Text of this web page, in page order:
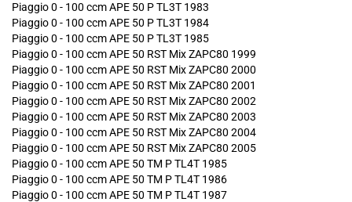
Piaggio 0 - 100 ccm APE 50 P TL3T 1983
Piaggio 0 - 100 ccm APE 50 P TL3T 1984
Piaggio 0 - 100 ccm APE 50 P TL3T 1985
Piaggio 0 - 100 ccm APE 50 RST Mix ZAPC80 1999
Piaggio 0 - 100 ccm APE 50 RST Mix ZAPC80 2000
Piaggio 0 - 100 ccm APE 50 RST Mix ZAPC80 2001
Piaggio 0 - 100 ccm APE 50 RST Mix ZAPC80 2002
Piaggio 0 - 100 ccm APE 50 RST Mix ZAPC80 2003
Piaggio 0 - 100 ccm APE 50 RST Mix ZAPC80 2004
Piaggio 0 - 100 ccm APE 50 RST Mix ZAPC80 2005
Piaggio 0 - 100 ccm APE 50 TM P TL4T 1985
Piaggio 0 - 100 ccm APE 50 TM P TL4T 1986
Piaggio 0 - 100 ccm APE 50 TM P TL4T 1987